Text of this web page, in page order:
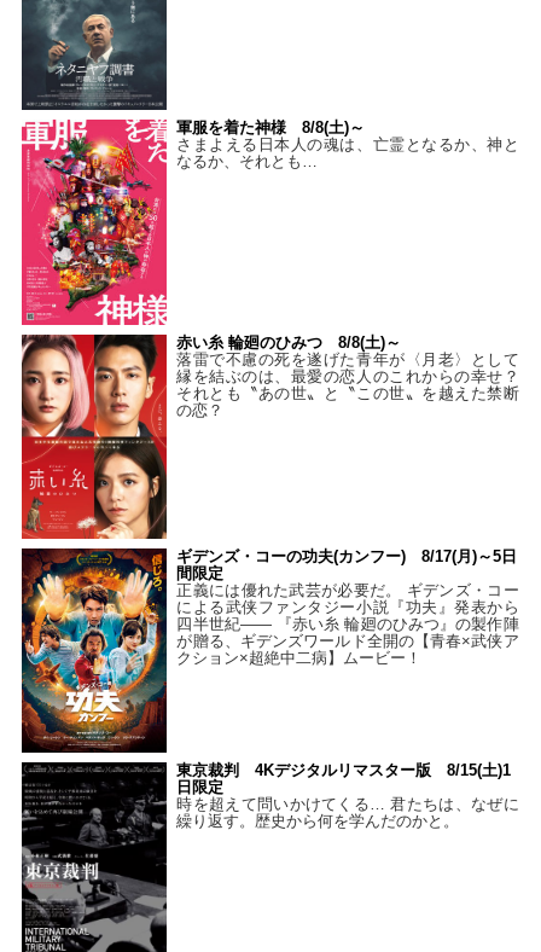
軍服を着た神様 8/8(土)～
さまよえる日本人の魂は、亡霊となるか、神と
なるか、それとも…
赤い糸 輪廻のひみつ 8/8(土)～
落雷で不慮の死を遂げた青年が〈月老〉として
縁を結ぶのは、最愛の恋人のこれからの幸せ？
それとも〝あの世〟と〝この世〟を越えた禁断
の恋？
ギデンズ・コーの功夫(カンフー) 8/17(月)～5日
間限定
正義には優れた武芸が必要だ。 ギデンズ・コー
による武侠ファンタジー小説『功夫』発表から
四半世紀―― 『赤い糸 輪廻のひみつ』の製作陣
が贈る、ギデンズワールド全開の【青春×武侠ア
クション×超絶中二病】ムービー！
東京裁判 4Kデジタルリマスター版 8/15(土)1
日限定
時を超えて問いかけてくる… 君たちは、なぜに
繰り返す。歴史から何を学んだのかと。